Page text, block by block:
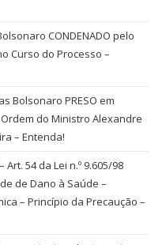
CONDENADO pelo
Curso do Processo –
Bolsonaro PRESO em
do Ministro Alexandre
– Entenda!
Art. 54 da Lei n.º 9.605/98
de Dano à Saúde –
– Princípio da Precaução –